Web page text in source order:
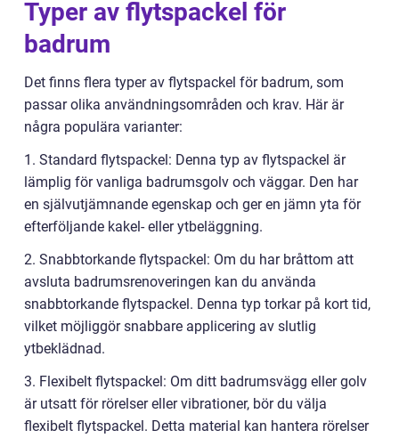
Typer av flytspackel för
badrum
Det finns flera typer av flytspackel för badrum, som
passar olika användningsområden och krav. Här är
några populära varianter:
1. Standard flytspackel: Denna typ av flytspackel är
lämplig för vanliga badrumsgolv och väggar. Den har
en självutjämnande egenskap och ger en jämn yta för
efterföljande kakel- eller ytbeläggning.
2. Snabbtorkande flytspackel: Om du har bråttom att
avsluta badrumsrenoveringen kan du använda
snabbtorkande flytspackel. Denna typ torkar på kort tid,
vilket möjliggör snabbare applicering av slutlig
ytbeklädnad.
3. Flexibelt flytspackel: Om ditt badrumsvägg eller golv
är utsatt för rörelser eller vibrationer, bör du välja
flexibelt flytspackel. Detta material kan hantera rörelser